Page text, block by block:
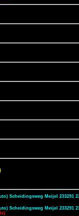
Scheidingsweg Meijel 233291
Scheidingsweg Meijel 233291